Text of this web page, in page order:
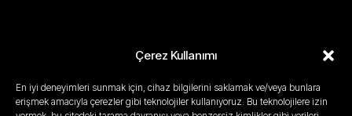
Çerez Kullanımı
En iyi deneyimleri sunmak için, cihaz bilgilerini saklamak ve/veya bunlara
erişmek amacıyla çerezler gibi teknolojiler kullanıyoruz. Bu teknolojilere izin
Gizlilik PolitikasıYasal UyarıKullanım KoşullarıÇerez Politikası